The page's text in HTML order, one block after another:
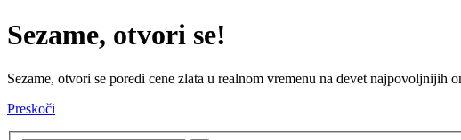
Sezame, otvori se!
Sezame, otvori se poredi cene zlata u realnom vremenu na devet
Preskoči